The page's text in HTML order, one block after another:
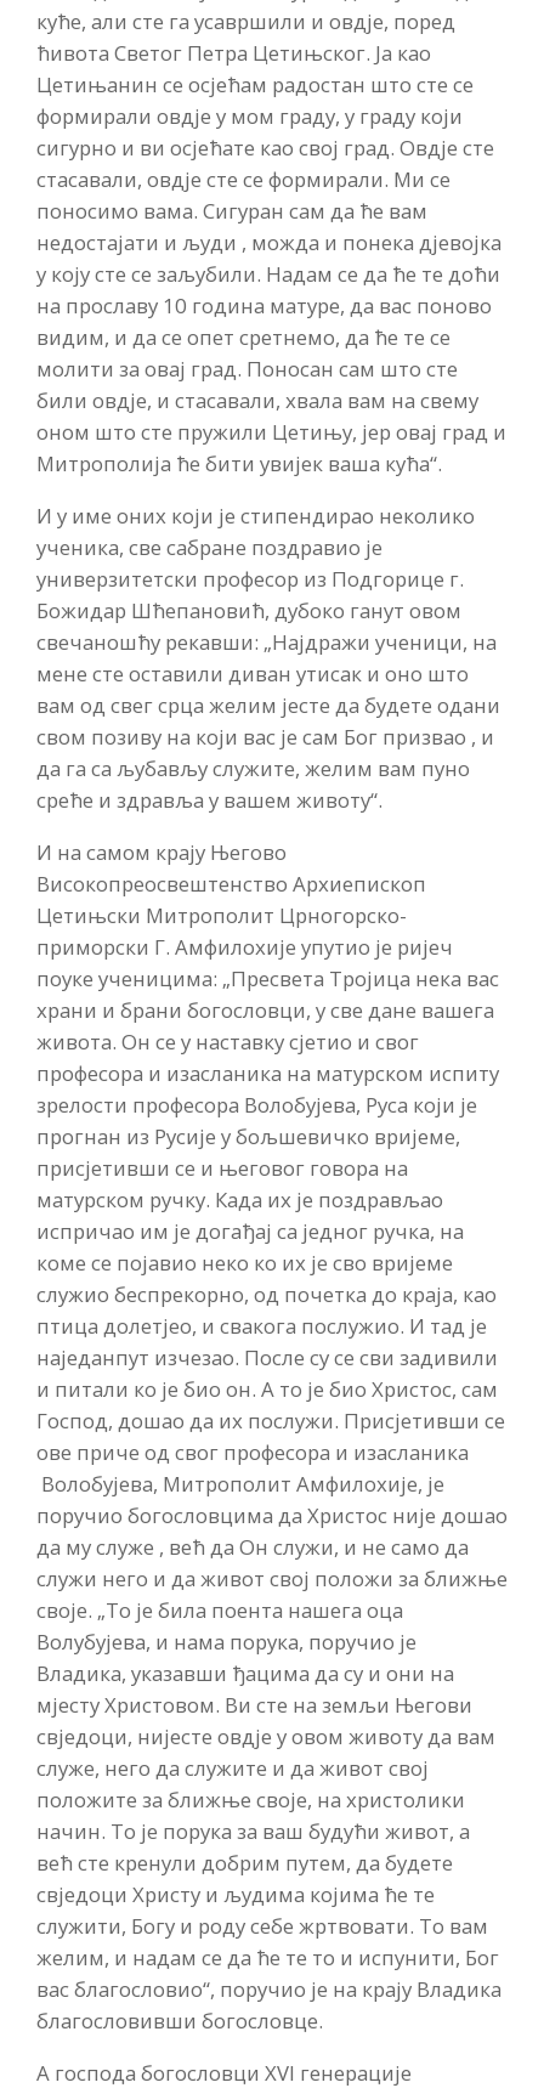
куће, али сте га усавршили и овдје, поред
ћивота Светог Петра Цетињског. Ја као
Цетињанин се осјећам радостан што сте се
формирали овдје у мом граду, у граду који
сигурно и ви осјећате као свој град. Овдје сте
стасавали, овдје сте се формирали. Ми се
поносимо вама. Сигуран сам да ће вам
недостајати и људи , можда и понека дјевојка
у коју сте се заљубили. Надам се да ће те доћи
на прославу 10 година матуре, да вас поново
видим, и да се опет сретнемо, да ће те се
молити за овај град. Поносан сам што сте
били овдје, и стасавали, хвала вам на свему
оном што сте пружили Цетињу, јер овај град и
Митрополија ће бити увијек ваша кућа“.
И у име оних који је стипендирао неколико
ученика, све сабране поздравио је
универзитетски професор из Подгорице г.
Божидар Шћепановић, дубоко ганут овом
свечаношћу рекавши: „Најдражи ученици, на
мене сте оставили диван утисак и оно што
вам од свег срца желим јесте да будете одани
свом позиву на који вас је сам Бог призвао , и
да га са љубављу служите, желим вам пуно
среће и здравља у вашем животу“.
И на самом крају Његово
Високопреосвештенство Архиепископ
Цетињски Митрополит Црногорско-
приморски Г. Амфилохије упутио је ријеч
поуке ученицима: „Пресвета Тројица нека вас
храни и брани богословци, у све дане вашега
живота. Он се у наставку сјетио и свог
професора и изасланика на матурском испиту
зрелости професора Волобујева, Руса који је
прогнан из Русије у бољшевичко вријеме,
присјетивши се и његовог говора на
матурском ручку. Када их је поздрављао
испричао им је догађај са једног ручка, на
коме се појавио неко ко их је сво вријеме
служио беспрекорно, од почетка до краја, као
птица долетјео, и свакога послужио. И тад је
наједанпут изчезао. После су се сви задивили
и питали ко је био он. А то је био Христос, сам
Господ, дошао да их послужи. Присјетивши се
ове приче од свог професора и изасланика
Волобујева, Митрополит Амфилохије, је
поручио богословцима да Христос није дошао
да му служе , већ да Он служи, и не само да
служи него и да живот свој положи за ближње
своје. „То је била поента нашега оца
Волубујева, и нама порука, поручио је
Владика, указавши ђацима да су и они на
мјесту Христовом. Ви сте на земљи Његови
свједоци, нијесте овдје у овом животу да вам
служе, него да служите и да живот свој
положите за ближње своје, на христолики
начин. То је порука за ваш будући живот, а
већ сте кренули добрим путем, да будете
свједоци Христу и људима којима ће те
служити, Богу и роду себе жртвовати. То вам
желим, и надам се да ће те то и испунити, Бог
вас благословио“, поручио је на крају Владика
благословивши богословце.
А господа богословци XVI генерације